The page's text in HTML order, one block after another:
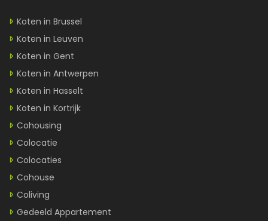
Koten in Brussel
Koten in Leuven
Koten in Gent
Koten in Antwerpen
Koten in Hasselt
Koten in Kortrijk
Cohousing
Colocatie
Colocaties
Cohouse
Coliving
Gedeeld Appartement